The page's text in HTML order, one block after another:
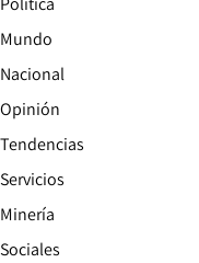
Mundo
Nacional
Opinión
Tendencias
Servicios
Minería
Sociales